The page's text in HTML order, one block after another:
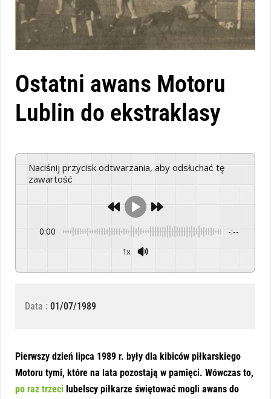
Ostatni awans Motoru
Lublin do ekstraklasy
Naciśnij przycisk odtwarzania, aby odsłuchać tę
zawartość
0:00 -:--
1x
Data : 01/07/1989
Pierwszy dzień lipca 1989 r. były dla kibiców piłkarskiego
Motoru tymi, które na lata pozostają w pamięci. Wówczas to,
po raz trzeci lubelscy piłkarze świętować mogli awans do